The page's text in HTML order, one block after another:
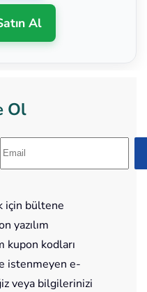
Al
Ol
için bültene
yazılım
kupon kodları
istenmeyen e-
veya bilgilerinizi